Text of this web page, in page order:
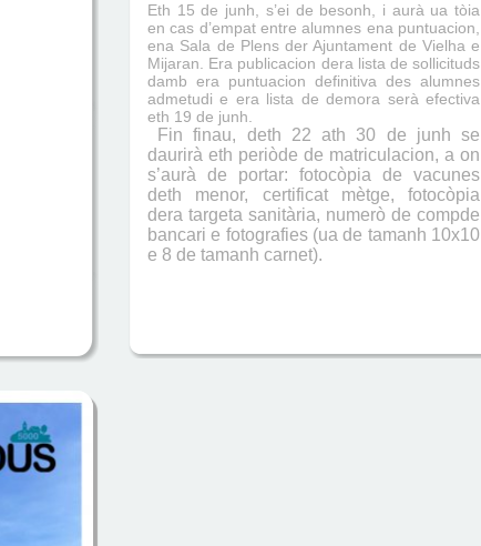
Eth 15 de junh, s’ei de besonh, i aurà ua tòia
en cas d’empat entre alumnes ena puntuacion,
ena Sala de Plens der Ajuntament de Vielha e
Mijaran. Era publicacion dera lista de sollicituds
damb era puntuacion definitiva des alumnes
admetudi e era lista de demora serà efectiva
eth 19 de junh.
Fin finau, deth 22 ath 30 de junh se
daurirà eth periòde de matriculacion, a on
s’aurà de portar: fotocòpia de vacunes
deth menor, certificat mètge, fotocòpia
dera targeta sanitària, numerò de compde
bancari e fotografies (ua de tamanh 10x10
e 8 de tamanh carnet).